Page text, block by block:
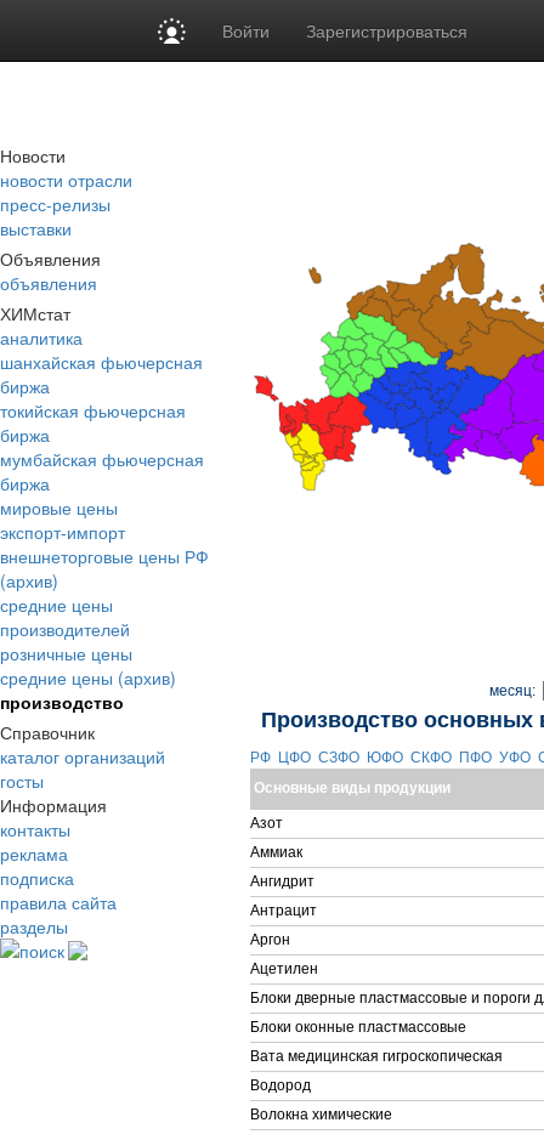
Войти Зарегистрироваться
Новости
новости отрасли
пресс-релизы
выставки
Объявления
объявления
ХИМстат
аналитика
шанхайская фьючерсная
биржа
токийская фьючерсная
биржа
мумбайская фьючерсная
биржа
мировые цены
экспорт-импорт
внешнеторговые цены РФ
(архив)
средние цены
производителей
розничные цены
средние цены (архив)
производство
Справочник
каталог организаций
госты
Информация
контакты
реклама
подписка
правила сайта
разделы
поиск
месяц:
Производство основных
РФ ЦФО СЗФО ЮФО СКФО ПФО УФО
Основные виды продукции
Азот
Аммиак
Ангидрит
Антрацит
Аргон
Ацетилен
Блоки дверные пластмассовые и пороги
Блоки оконные пластмассовые
Вата медицинская гигроскопическая
Водород
Волокна химические